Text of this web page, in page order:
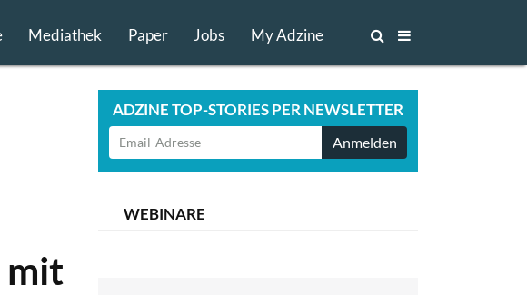
Mediathek Paper Jobs My Adzine
ADZINE TOP-STORIES PER NEWSLETTER
Anmelden
mit
WEBINARE